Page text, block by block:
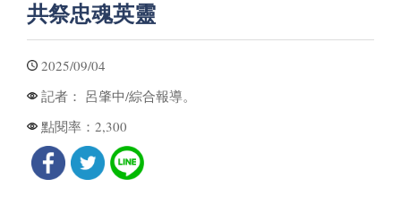
共祭忠魂英靈
2025/09/04
記者： 呂肇中/綜合報導。
點閱率： 2,300